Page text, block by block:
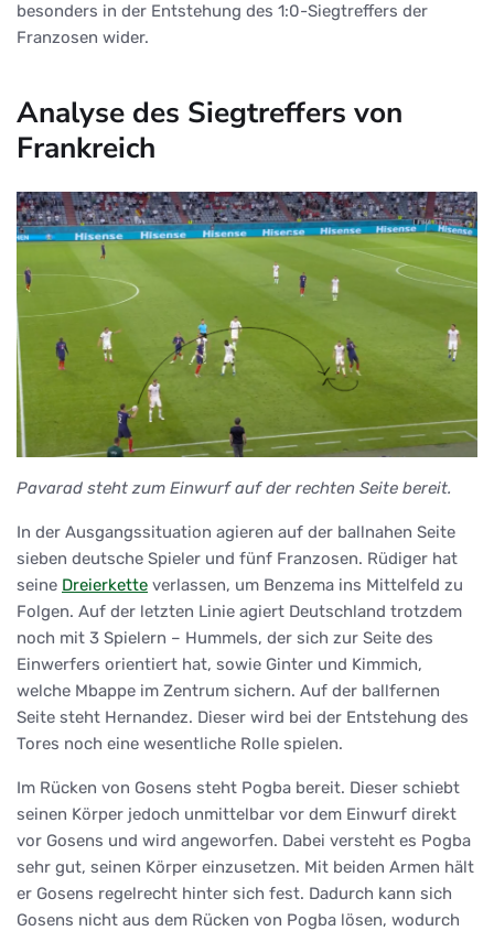
besonders in der Entstehung des 1:0-Siegtreffers der
Franzosen wider.
Analyse des Siegtreffers von
Frankreich
Pavarad steht zum Einwurf auf der rechten Seite bereit.
In der Ausgangssituation agieren auf der ballnahen Seite
sieben deutsche Spieler und fünf Franzosen. Rüdiger hat
seine Dreierkette verlassen, um Benzema ins Mittelfeld zu
Folgen. Auf der letzten Linie agiert Deutschland trotzdem
noch mit 3 Spielern – Hummels, der sich zur Seite des
Einwerfers orientiert hat, sowie Ginter und Kimmich,
welche Mbappe im Zentrum sichern. Auf der ballfernen
Seite steht Hernandez. Dieser wird bei der Entstehung des
Tores noch eine wesentliche Rolle spielen.
Im Rücken von Gosens steht Pogba bereit. Dieser schiebt
seinen Körper jedoch unmittelbar vor dem Einwurf direkt
vor Gosens und wird angeworfen. Dabei versteht es Pogba
sehr gut, seinen Körper einzusetzen. Mit beiden Armen hält
er Gosens regelrecht hinter sich fest. Dadurch kann sich
Gosens nicht aus dem Rücken von Pogba lösen, wodurch